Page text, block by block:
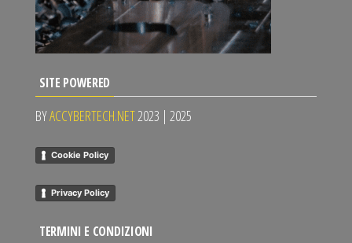
SITE POWERED
BYACCYBERTECH.NET2023 | 2025
Cookie Policy
Privacy Policy
TERMINI E CONDIZIONI